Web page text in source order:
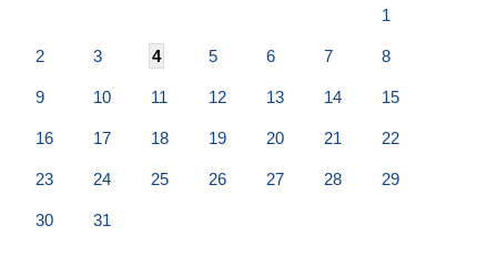
1
2 3 4 5 6 7 8
9 10 11 12 13 14 15
16 17 18 19 20 21 22
23 24 25 26 27 28 29
30 31